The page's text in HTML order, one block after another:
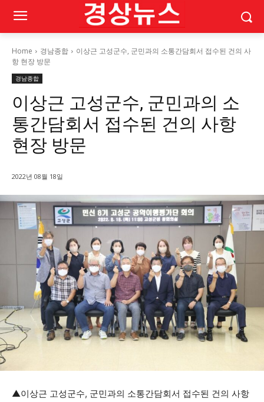
Home 경남종합
이상근 고성군수, 군민과의 소통간담회서 접수된 건의 사
항 현장 방문
경남종합
이상근 고성군수, 군민과의 소
통간담회서 접수된 건의 사항
현장 방문
2022년 08월 18일
▲이상근 고성군수, 군민과의 소통간담회서 접수된 건의 사항